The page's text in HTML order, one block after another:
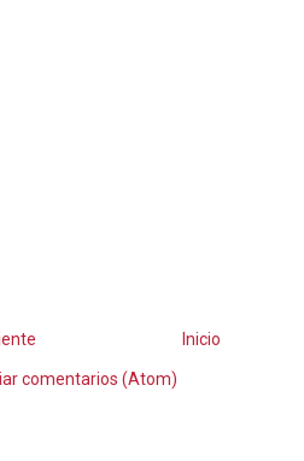
Inicio
comentarios (Atom)